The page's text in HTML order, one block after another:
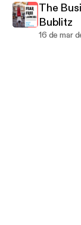
The
Bublitz
16 de mar